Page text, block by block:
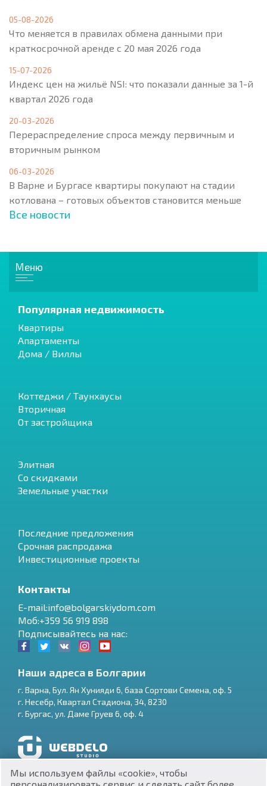
$
₽
05-08-2026
Что меняется в правилах обмена данными при
краткосрочной аренде с 20 мая 2026 года
15-07-2026
Индекс цен на жильё NSI: что показали данные за 1-й
квартал 2026 года
20-03-2026
Перераспределение спроса между первичным и
вторичным рынком
06-03-2026
В Варне и Бургасе квартиры покупают на стадии
котлована – готовых объектов становится меньше
Все новости
Меню
Популярная недвижимость
Квартиры
Апартаменты
Дома / Виллы
Коттеджи / Таунхаусы
Вторичная
От застройщика
Элитная
Со скидками
Земельные участки
Последние предложения
Срочная распродажа
Инвестиционные проекты
Контакты
E-mail:info@bolgarskiydom.com
Моб:+359 56 919 898
Подписывайтесь на нас:
Наши адреса в Болгарии
г. Варна, Бул. Ян Хунияди 6, база Сортови Семена, оф. 5
г. Несебр, Квартал Стадиона, 34, 8230
г. Бургас, ул. Даме Груев 6, оф. 4
Разработка и SEO продвижение сайтов
Мы используем файлы «cookie», чтобы
персонализировать сервис и сделать сайт более